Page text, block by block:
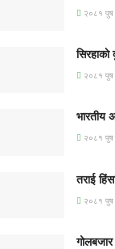
२०८१ पुष
२०८१ पुष
भारतीय
२०८१ पुष
तराई
२०८१ पुष